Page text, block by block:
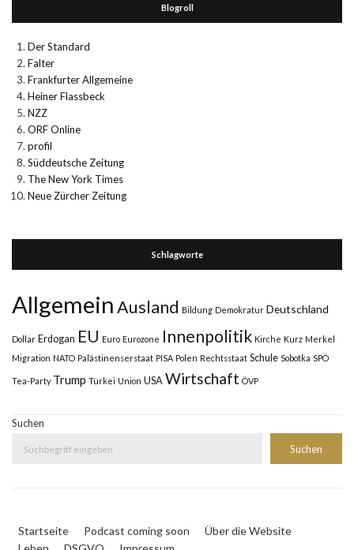
Blogroll
Der Standard
Falter
Frankfurter Allgemeine
Heiner Flassbeck
NZZ
ORF Online
profil
Süddeutsche Zeitung
The New York Times
Neue Zürcher Zeitung
Schlagworte
AllgemeinAusland Bildung Demokratur Deutschland
Dollar Erdogan EU Euro Eurozone Innenpolitik Kirche Kurz Merkel
Migration NATO Palästinenserstaat PISA Polen Rechtsstaat Schule Sobotka SPÖ
Tea-Party Trump Türkei Union USA Wirtschaft ÖVP
Suchen
Suchen
Startseite Podcast coming soon
Über die Website